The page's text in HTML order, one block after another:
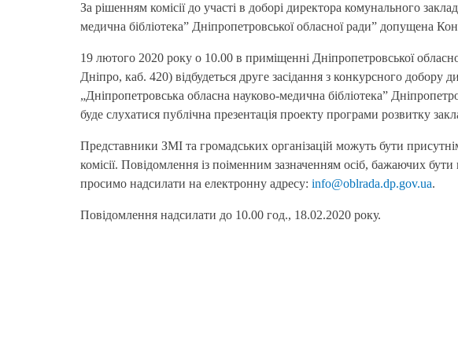
За рішенням комісії до участі в доборі директора комунального
медична бібліотека” Дніпропетровської обласної ради” допущена
19 лютого 2020 року о 10.00 в приміщенні Дніпропетровської
Дніпро, каб. 420) відбудеться друге засідання з конкурсного добору
„Дніпропетровська обласна науково-медична бібліотека”
буде слухатися публічна презентація проекту програми розвитку
Представники ЗМІ та громадських організацій можуть бути
комісії. Повідомлення із поіменним зазначенням осіб, бажаючих бути
просимо надсилати на електронну адресу: info@oblrada.dp.gov.ua.
Повідомлення надсилати до 10.00 год., 18.02.2020 року.